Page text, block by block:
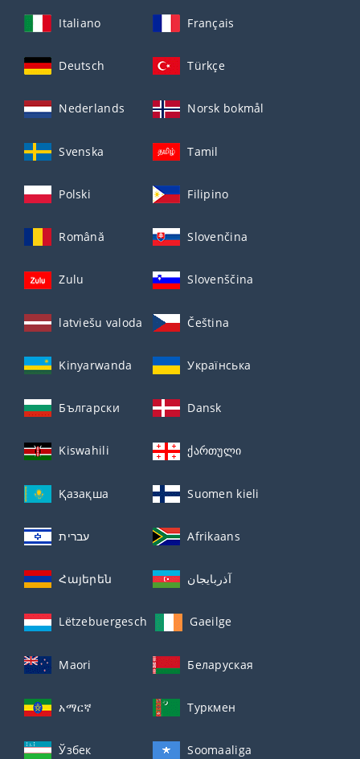
Italiano Français
Deutsch Türkçe
Nederlands Norsk bokmål
Svenska Tamil
Polski Filipino
Română Slovenčina
Zulu Slovenščina
latviešu valoda Čeština
Kinyarwanda Українська
Български Dansk
Kiswahili ქართული
Қазақша Suomen kieli
עברית Afrikaans
Հայերեն آذربايجان
Lëtzebuergesch Gaeilge
Maori Беларуская
አማርኛ Туркмен
Ўзбек Soomaaliga